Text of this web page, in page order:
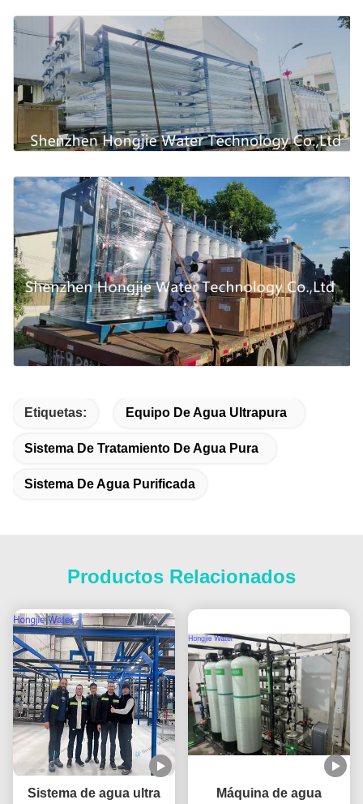
Etiquetas: Equipo De Agua Ultrapura
Sistema De Tratamiento De Agua Pura
Sistema De Agua Purificada
Productos Relacionados
Sistema de agua ultra
Máquina de agua